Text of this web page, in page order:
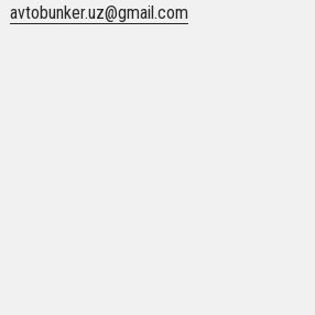
avtobunker.uz@gmail.com